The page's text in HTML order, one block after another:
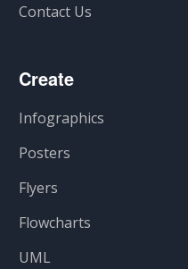
Contact Us
Create
Infographics
Posters
Flyers
Flowcharts
UML